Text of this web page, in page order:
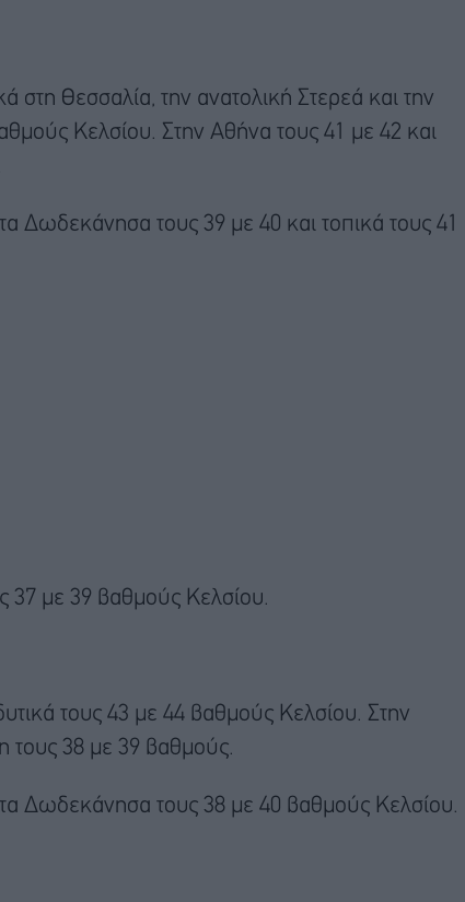
στη Θεσσαλία, την ανατολική Στερεά και την
Κελσίου. Στην Αθήνα τους 41 με 42 και
Δωδεκάνησα τους 39 με 40 και τοπικά τους 41
37 με 39 βαθμούς Κελσίου.
τους 43 με 44 βαθμούς Κελσίου. Στην
τους 38 με 39 βαθμούς.
τα Δωδεκάνησα τους 38 με 40 βαθμούς Κελσίου.